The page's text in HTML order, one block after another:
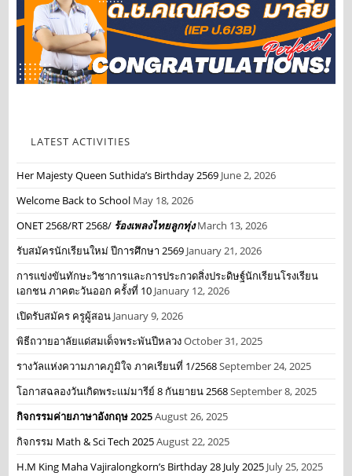
LATEST ACTIVITIES
Her Majesty Queen Suthida’s Birthday 2569 June 2, 2026
Welcome Back to School May 18, 2026
ONET 2568/RT 2568/ ร้องเพลงไทยลูกทุ่ง March 13, 2026
รับสมัครนักเรียนใหม่ ปีการศึกษา 2569 January 21, 2026
การแข่งขันทักษะวิชาการและการประกวดสิ่งประดิษฐ์นักเรียนโรงเรียน
เอกชน ภาคตะวันออก ครั้งที่ 10 January 12, 2026
เปิดรับสมัคร ครูผู้สอน January 9, 2026
พิธีถวายอาลัยแด่สมเด็จพระพันปีหลวงOctober 31, 2025
รางวัลแห่งความภาคภูมิใจ ภาคเรียนที่ 1/2568September 24, 2025
โอกาสฉลองวันเกิดพระแม่มารีย์ 8 กันยายน 2568September 8, 2025
กิจกรรมค่ายภาษาอังกฤษ 2025August 26, 2025
กิจกรรม Math & Sci Tech 2025August 22, 2025
H.M King Maha Vajiralongkorn’s Birthday 28 July 2025 July 25, 2025